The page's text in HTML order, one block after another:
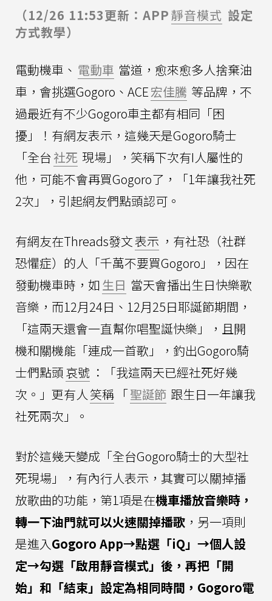
（12/26 11:53更新：APP靜音模式 設定
方式教學）
電動機車、 電動車 當道，愈來愈多人捨棄油
車，會挑選Gogoro、ACE宏佳騰 等品牌，不
過最近有不少Gogoro車主都有相同「困
擾」！有網友表示，這幾天是Gogoro騎士
「全台社死 現場」，笑稱下次有I人屬性的
他，可能不會再買Gogoro了，「1年讓我社死
2次」，引起網友們點頭認可。
有網友在Threads發文表示 ，有社恐（社群
恐懼症）的人「千萬不要買Gogoro」，因在
發動機車時，如生日 當天會播出生日快樂歌
音樂，而12月24日、12月25日耶誕節期間，
「這兩天還會一直幫你唱聖誕快樂」，且開
機和關機能「連成一首歌」，釣出Gogoro騎
士們點頭哀號 ：「我這兩天已經社死好幾
次。」更有人笑稱 「聖誕節 跟生日一年讓我
社死兩次」。
對於這幾天變成「全台Gogoro騎士的大型社
死現場」，有內行人表示，其實可以關掉播
放歌曲的功能，第1項是在機車播放音樂時，
轉一下油門就可以火速關掉播歌 ，另一項則
是進入Gogoro App→點選「iQ」→個人設
定→勾選「啟用靜音模式」後，再把「開
始」和「結束」設定為相同時間，Gogoro電